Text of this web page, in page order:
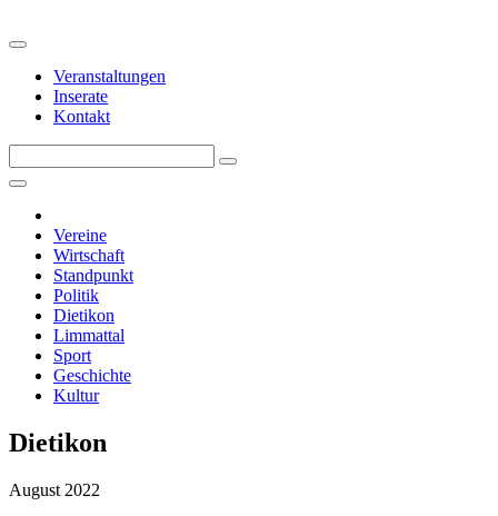
Veranstaltungen
Inserate
Kontakt
Vereine
Wirtschaft
Standpunkt
Politik
Dietikon
Limmattal
Sport
Geschichte
Kultur
Dietikon
August 2022